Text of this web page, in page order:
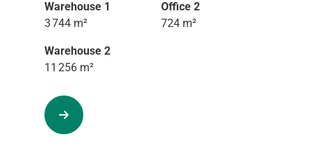
Warehouse 1
3 744 m²
Office 2
724 m²
Warehouse 2
11 256 m²